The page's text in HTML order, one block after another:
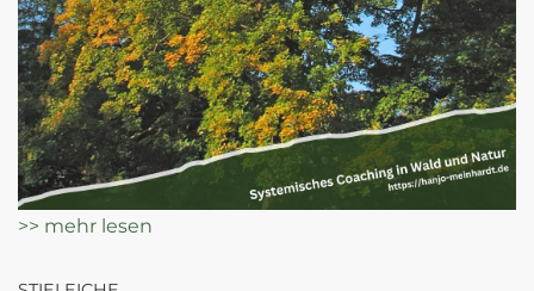
>> mehr lesen